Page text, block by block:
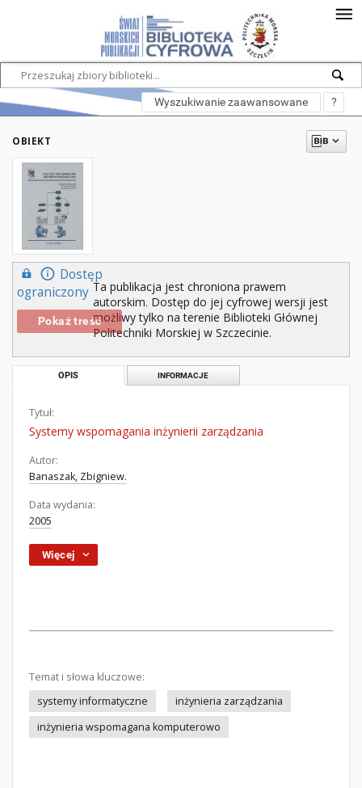
Wyszukiwanie zaawansowane ?
OBIEKT
Dostęp
ograniczony
Pokaż treść
Ta publikacja jest chroniona prawem
autorskim. Dostęp do jej cyfrowej wersji jest
możliwy tylko na terenie Biblioteki Głównej
Politechniki Morskiej w Szczecinie.
OPIS INFORMACJE
Tytuł:
Systemy wspomagania inżynierii zarządzania
Autor:
Banaszak, Zbigniew.
Data wydania:
2005
Więcej
Temat i słowa kluczowe:
systemy informatyczne
inżynieria zarządzania
inżynieria wspomagana komputerowo